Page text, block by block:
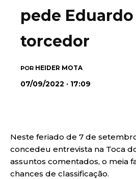
pede Eduardo
torcedor
POR HEIDER MOTA
07/09/2022 · 17:09
Neste feriado de 7 de
concedeu entrevista na Toca
assuntos comentados, o meia
chances de classificação.